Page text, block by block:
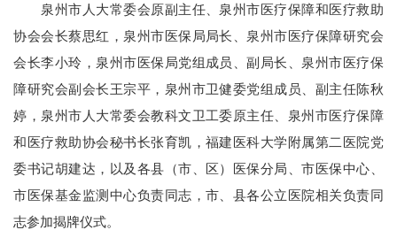
泉州市人大常委会原副主任、泉州市医疗保障和医疗救助
协会会长蔡思红，泉州市医保局局长、泉州市医疗保障研究会
会长李小玲，泉州市医保局党组成员、副局长、泉州市医疗保
障研究会副会长王宗平，泉州市卫健委党组成员、副主任陈秋
婷，泉州市人大常委会教科文卫工委原主任、泉州市医疗保障
和医疗救助协会秘书长张育凯，福建医科大学附属第二医院党
委书记胡建达，以及各县（市、区）医保分局、市医保中心、
市医保基金监测中心负责同志，市、县各公立医院相关负责同
志参加揭牌仪式。